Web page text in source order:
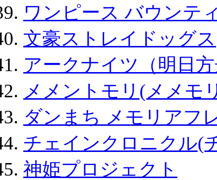
ワンピース バウンテ
文豪ストレイドッグス
アークナイツ（明日
メメントモリ(メメモ
ダンまち メモリアフ
チェインクロニクル(
神姫プロジェクト